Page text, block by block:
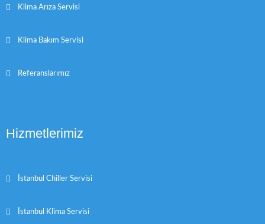
Klima Arıza Servisi
Klima Bakım Servisi
Referanslarımız
Hizmetlerimiz
İstanbul Chiller Servisi
İstanbul Klima Servisi